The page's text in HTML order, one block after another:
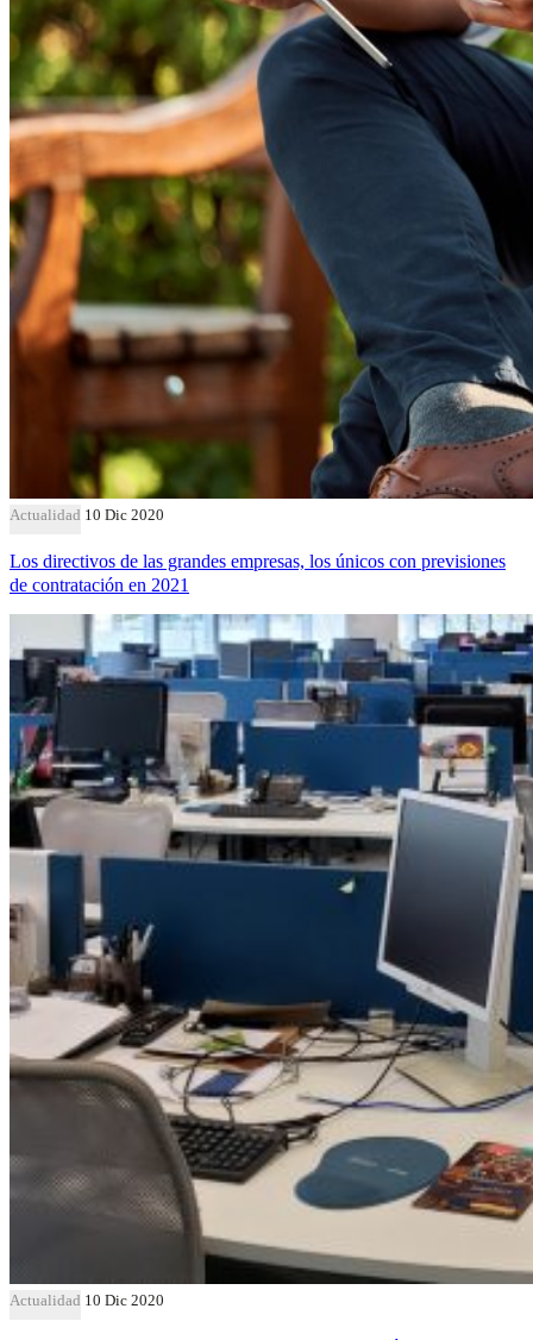
Actualidad 10 Dic 2020
Los directivos de las grandes empresas, los únicos con previsiones
de contratación en 2021
Actualidad 10 Dic 2020